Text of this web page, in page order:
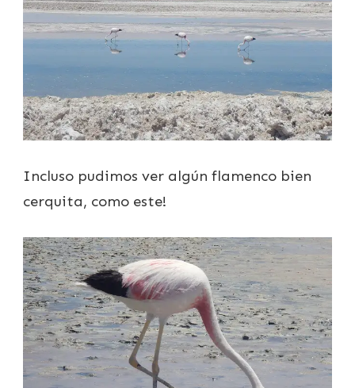
Incluso pudimos ver algún flamenco bien
cerquita, como este!